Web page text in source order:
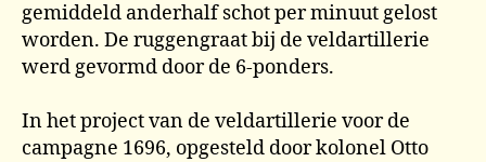
gemiddeld anderhalf schot per minuut gelost
worden. De ruggengraat bij de veldartillerie
werd gevormd door de 6-ponders.
In het project van de veldartillerie voor de
campagne 1696, opgesteld door kolonel Otto